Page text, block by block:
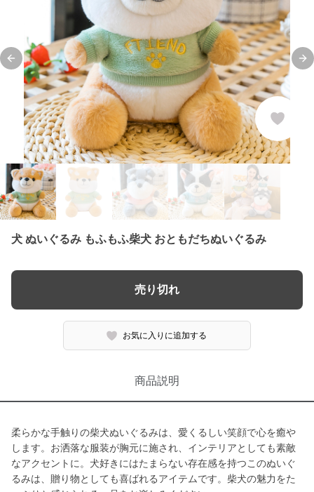
Previous slide
犬 ぬいぐるみ もふもふ柴犬 おともだちぬいぐるみ
売り切れ
お気に入りに追加する
商品説明
柔らかな手触りの柴犬ぬいぐるみは、愛くるしい笑顔で心を癒や
します。お洒落な服装が胸元に施され、インテリアとしても素敵
なアクセントに。犬好きにはたまらない存在感を持つこのぬいぐ
るみは、贈り物としても喜ばれるアイテムです。柴犬の魅力をた